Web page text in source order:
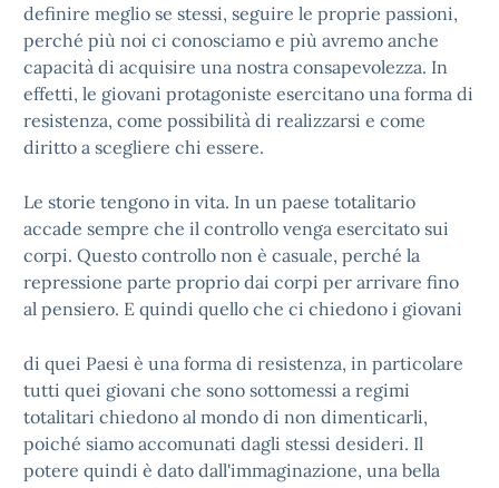
definire meglio se stessi, seguire le proprie passioni,
perché più noi ci conosciamo e più avremo anche
capacità di acquisire una nostra consapevolezza. In
effetti, le giovani protagoniste esercitano una forma di
resistenza, come possibilità di realizzarsi e come
diritto a scegliere chi essere.
Le storie tengono in vita. In un paese totalitario
accade sempre che il controllo venga esercitato sui
corpi. Questo controllo non è casuale, perché la
repressione parte proprio dai corpi per arrivare fino
al pensiero. E quindi quello che ci chiedono i giovani
di quei Paesi è una forma di resistenza, in particolare
tutti quei giovani che sono sottomessi a regimi
totalitari chiedono al mondo di non dimenticarli,
poiché siamo accomunati dagli stessi desideri. Il
potere quindi è dato dall'immaginazione, una bella